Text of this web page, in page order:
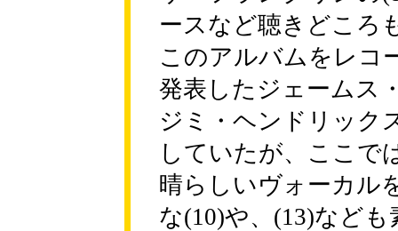
ースなど聴きどころ
このアルバムをレコ
発表したジェームス
ジミ・ヘンドリック
していたが、ここで
晴らしいヴォーカル
な(10)や、(13)など